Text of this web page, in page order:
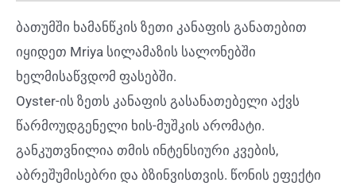
ბათუმში ხამანწკის ზეთი კანაფის განათებით
იყიდეთ Mriya სილამაზის სალონებში
ხელმისაწვდომ ფასებში.
Oyster-ის ზეთს კანაფის გასანათებელი აქვს
წარმოუდგენელი ხის-მუშკის არომატი.
განკუთვნილია თმის ინტენსიური კვების,
აბრეშუმისებრი და ბზინვისთვის. წონის ეფექტი